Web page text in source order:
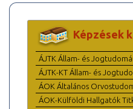
Képzések
ÁJTK Állam- és
ÁJTK-KT Állam- és
ÁOK Általános
ÁOK-Külföldi Hallgatók